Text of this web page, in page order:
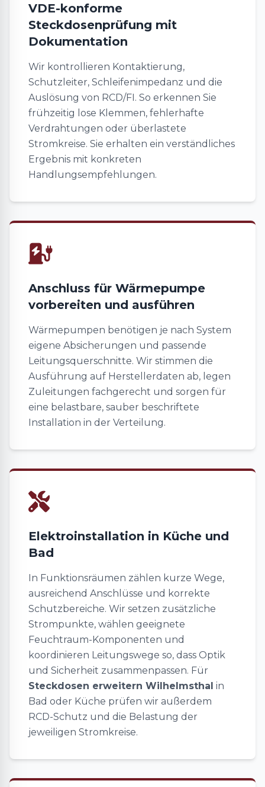
VDE-konforme
Steckdosenprüfung mit
Dokumentation
Wir kontrollieren Kontaktierung,
Schutzleiter, Schleifenimpedanz und die
Auslösung von RCD/FI. So erkennen Sie
frühzeitig lose Klemmen, fehlerhafte
Verdrahtungen oder überlastete
Stromkreise. Sie erhalten ein verständliches
Ergebnis mit konkreten
Handlungsempfehlungen.
Anschluss für Wärmepumpe
vorbereiten und ausführen
Wärmepumpen benötigen je nach System
eigene Absicherungen und passende
Leitungsquerschnitte. Wir stimmen die
Ausführung auf Herstellerdaten ab, legen
Zuleitungen fachgerecht und sorgen für
eine belastbare, sauber beschriftete
Installation in der Verteilung.
Elektroinstallation in Küche und
Bad
In Funktionsräumen zählen kurze Wege,
ausreichend Anschlüsse und korrekte
Schutzbereiche. Wir setzen zusätzliche
Strompunkte, wählen geeignete
Feuchtraum-Komponenten und
koordinieren Leitungswege so, dass Optik
und Sicherheit zusammenpassen. Für
Steckdosen erweitern Wilhelmsthal in
Bad oder Küche prüfen wir außerdem
RCD-Schutz und die Belastung der
jeweiligen Stromkreise.